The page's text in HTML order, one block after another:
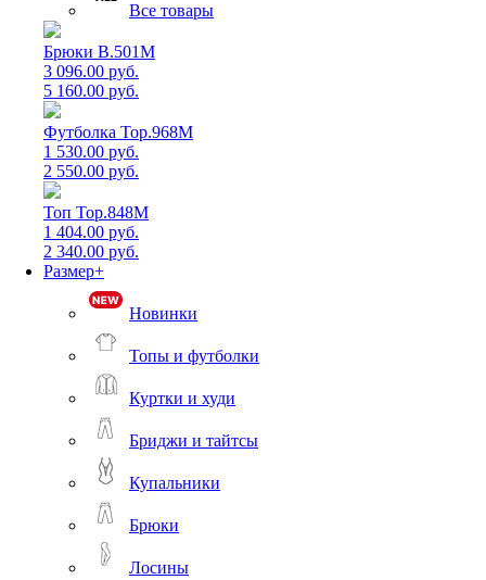
Все товары
Брюки B.501M
3 096.00 руб.
5 160.00 руб.
Футболка Top.968M
1 530.00 руб.
2 550.00 руб.
Топ Top.848M
1 404.00 руб.
2 340.00 руб.
Размер+
Новинки
Топы и футболки
Куртки и худи
Бриджи и тайтсы
Купальники
Брюки
Лосины